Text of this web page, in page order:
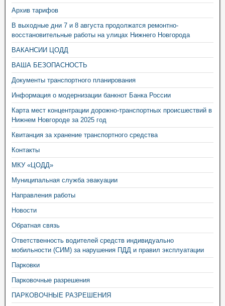
Архив тарифов
В выходные дни 7 и 8 августа продолжатся ремонтно-
восстановительные работы на улицах Нижнего Новгорода
ВАКАНСИИ ЦОДД
ВАША БЕЗОПАСНОСТЬ
Документы транспортного планирования
Информация о модернизации банкнот Банка России
Карта мест концентрации дорожно-транспортных происшествий в
Нижнем Новгороде за 2025 год
Квитанция за хранение транспортного средства
Контакты
МКУ «ЦОДД»
Муниципальная служба эвакуации
Направления работы
Новости
Обратная связь
Ответственность водителей средств индивидуально
мобильности (СИМ) за нарушения ПДД и правил эксплуатации
Парковки
Парковочные разрешения
ПАРКОВОЧНЫЕ РАЗРЕШЕНИЯ